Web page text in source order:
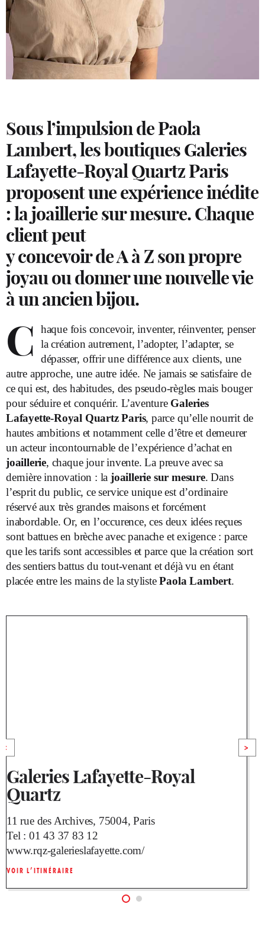
Sous l’impulsion de Paola
Lambert, les boutiques Galeries
Lafayette-Royal Quartz Paris
proposent une expérience inédite
: la joaillerie sur mesure. Chaque
client peut
y concevoir de A à Z son propre
joyau ou donner une nouvelle vie
à un ancien bijou.
C
haque fois concevoir, inventer, réinventer, penser
la création autrement, l’adopter, l’adapter, se
dépasser, offrir une différence aux clients, une
autre approche, une autre idée. Ne jamais se satisfaire de
ce qui est, des habitudes, des pseudo-règles mais bouger
pour séduire et conquérir. L’aventure Galeries
Lafayette-Royal Quartz Paris, parce qu’elle nourrit de
hautes ambitions et notamment celle d’être et demeurer
un acteur incontournable de l’expérience d’achat en
joaillerie, chaque jour invente. La preuve avec sa
dernière innovation : lajoaillerie sur mesure. Dans
l’esprit du public, ce service unique est d’ordinaire
réservé aux très grandes maisons et forcément
inabordable. Or, en l’occurence, ces deux idées reçues
sont battues en brèche avec panache et exigence : parce
que les tarifs sont accessibles et parce que la création sort
des sentiers battus du tout-venant et déjà vu en étant
placée entre les mains de la stylistePaola Lambert.
Galeries Lafayette-Royal
Quartz
11 rue des Archives, 75004, Paris
Tel : 01 43 37 83 12
www.rqz-galerieslafayette.com/
VOIR L’ITINÉRAIRE
< >